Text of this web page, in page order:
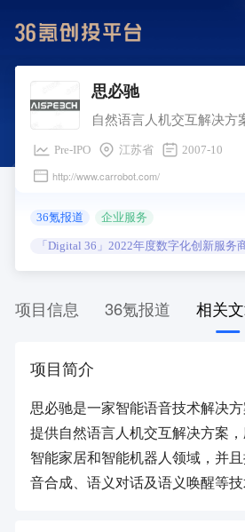
思必驰
自然语言人机交互解决方
Pre-IPO 江苏省 2007-10
http://www.carrobot.com/
36氪报道 企业服务
「Digital 36」2022年度数字化创新服务
项目信息 36氪报道 相关
项目简介
思必驰是一家智能语音技术解决
提供自然语言人机交互解决方案，
智能家居和智能机器人领域，并
音合成、语义对话及语义唤醒等技